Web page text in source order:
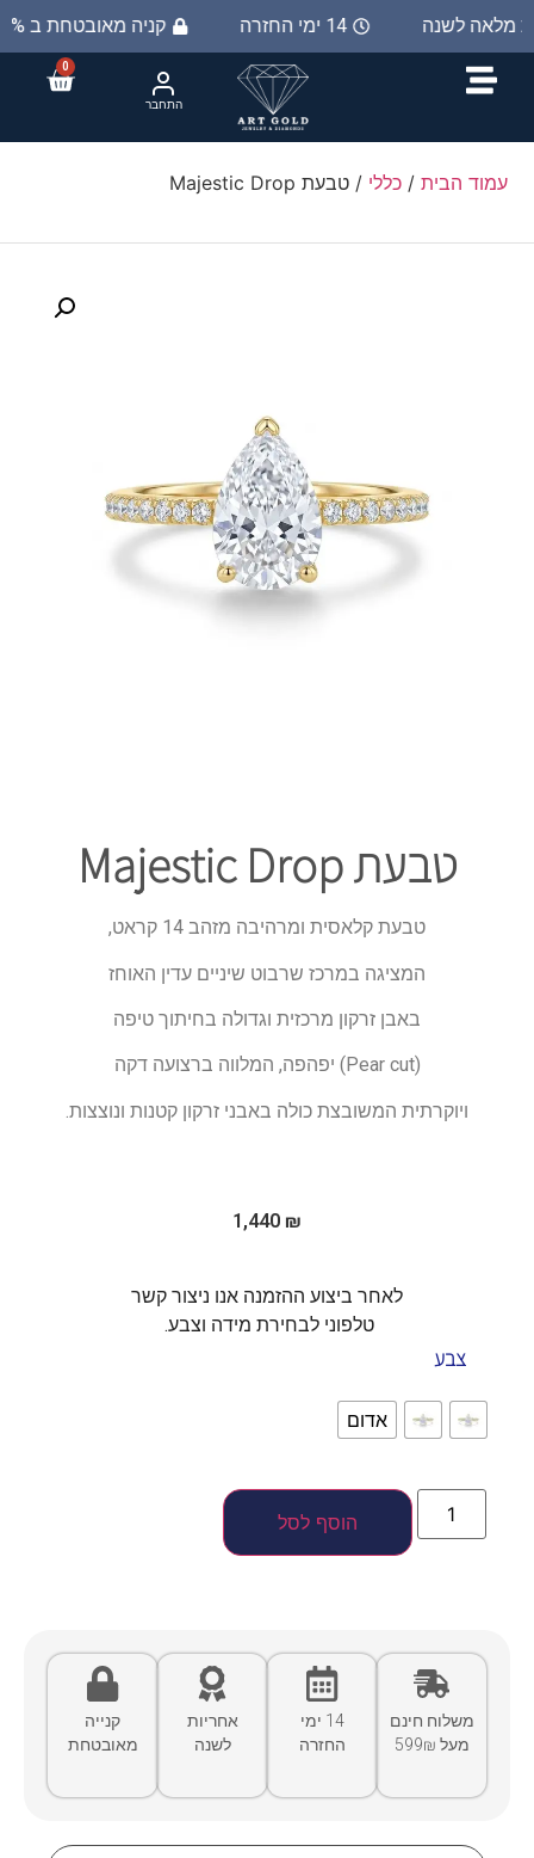
קניה מאובטחת ב 100% 14 ימי החזרה מלאה לשנה
0
התחבר
עמוד הבית / כללי / טבעת Majestic Drop
טבעת Majestic Drop
טבעת קלאסית ומרהיבה מזהב 14 קראט,
המציגה במרכז שרבוט שיניים עדין האוחז
באבן זרקון מרכזית וגדולה בחיתוך טיפה
(Pear cut) יפהפה, המלווה ברצועה דקה
ויוקרתית המשובצת כולה באבני זרקון קטנות ונוצצות.
1,440 ₪
לאחר ביצוע ההזמנה אנו ניצור קשר
טלפוני לבחירת מידה וצבע.
צבע
אדום
הוסף לסל
קנייה
מאובטחת
אחריות
לשנה
14 ימי
החזרה
משלוח חינם
מעל 599₪